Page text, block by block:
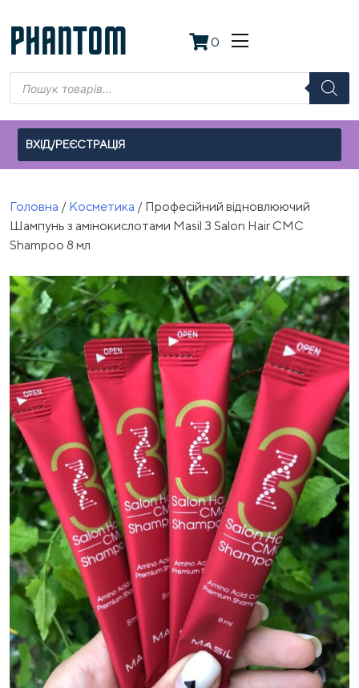
to
content
PHANTOM 0
Пошук
товарів
ВХІД/РЕЄСТРАЦІЯ
Головна / Косметика / Професійний відновлюючий
Шампунь з амінокислотами Masil 3 Salon Hair CMC
Shampoo 8 мл